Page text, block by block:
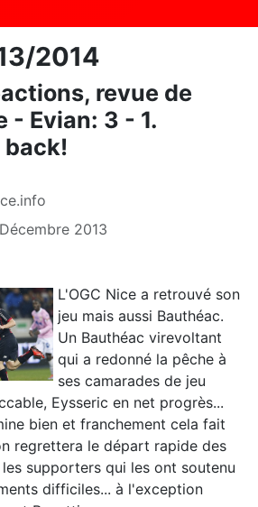
2014
revue de
- Evian: 3 - 1.
back!
2013
L'OGC Nice a retrouvé son
jeu mais aussi Bauthéac.
Un Bauthéac virevoltant
qui a redonné la pêche à
ses camarades de jeu
Eysseric en net progrès...
bien et franchement cela fait
regrettera le départ rapide des
supporters qui les ont soutenu
difficiles... à l'exception